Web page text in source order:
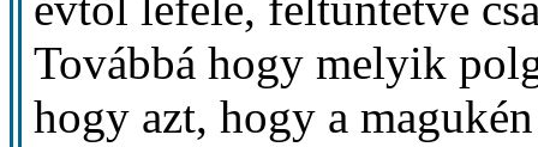
Továbbá hogy melyik
hogy azt, hogy a